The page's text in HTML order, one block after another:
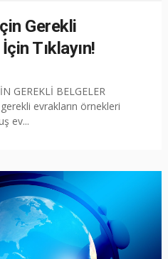
Gerekli
Tıklayın!
BELGELER
evrakların örnekleri
ev...